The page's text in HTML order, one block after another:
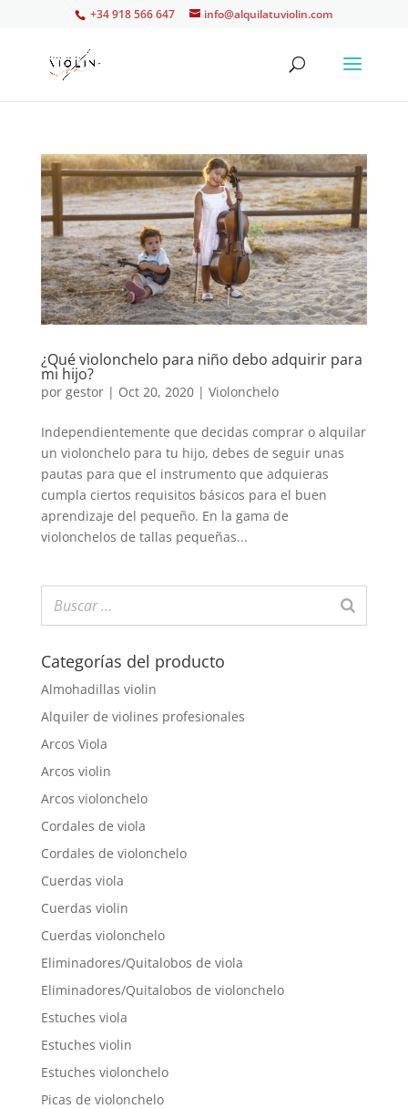
+34 918 566 647 info@alquilatuviolin.com
¿Qué violonchelo para niño debo adquirir para
mi hijo?
por gestor| Oct 20, 2020| Violonchelo
Independientemente que decidas comprar o alquilar
un violonchelo para tu hijo, debes de seguir unas
pautas para que el instrumento que adquieras
cumpla ciertos requisitos básicos para el buen
aprendizaje del pequeño. En la gama de
violonchelos de tallas pequeñas...
Categorías del producto
Almohadillas violin
Alquiler de violines profesionales
Arcos Viola
Arcos violin
Arcos violonchelo
Cordales de viola
Cordales de violonchelo
Cuerdas viola
Cuerdas violin
Cuerdas violonchelo
Eliminadores/Quitalobos de viola
Eliminadores/Quitalobos de violonchelo
Estuches viola
Estuches violin
Estuches violonchelo
Picas de violonchelo